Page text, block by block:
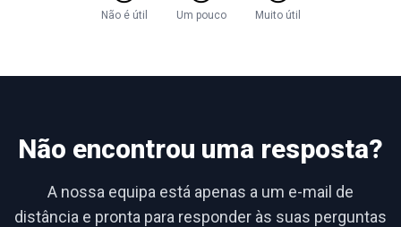
Não é útil Um pouco Muito útil
Não encontrou uma resposta?
A nossa equipa está apenas a um e-mail de
distância e pronta para responder às suas perguntas